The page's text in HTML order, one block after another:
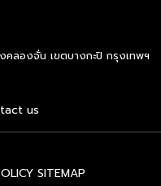
ลองจั่น เขตบางกะปิ กรุงเทพฯ
us
SITEMAP